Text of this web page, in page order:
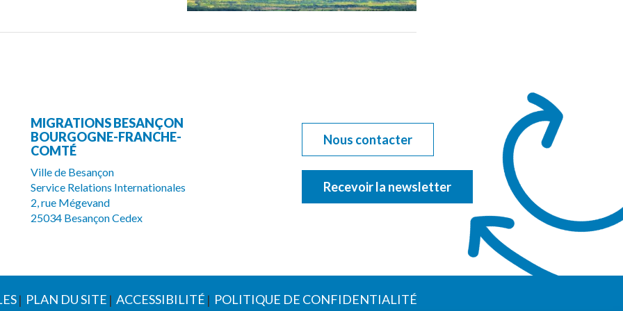
MIGRATIONS BESANÇON
BOURGOGNE-FRANCHE-
COMTÉ
Ville de Besançon
Service Relations Internationales
2, rue Mégevand
25034 Besançon Cedex
Nous contacter
Recevoir la newsletter
PLAN DU SITE ACCESSIBILITÉ POLITIQUE DE CONFIDENTIALITÉ